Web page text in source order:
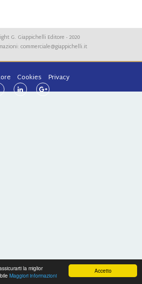
Accetto
la miglior
Maggiori informazioni
G. Giappichelli Editore - 2020
commerciale@giappichelli.it
Cookies
Privacy